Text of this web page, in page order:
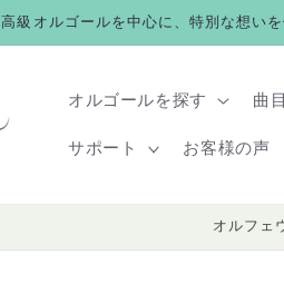
高級オルゴールを中心に、特別な想い
オルゴールを探す 曲
サポート お客様の声
オルフェ